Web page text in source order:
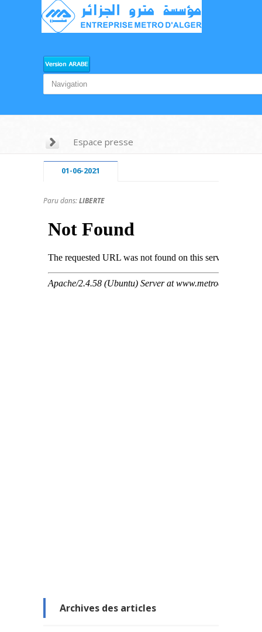
Espace presse
01-06-2021
Paru dans:LIBERTE
Archives des articles